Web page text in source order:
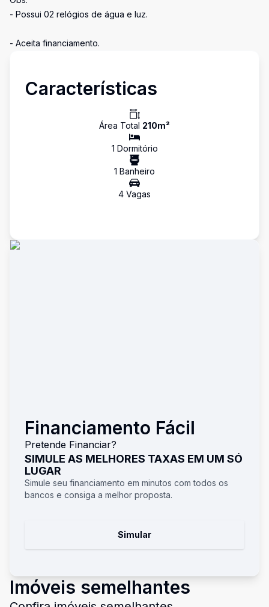
- Possui 02 relógios de água e luz.
- Aceita financiamento.
Características
Área Total 210m²
1 Dormitório
1 Banheiro
4 Vagas
Financiamento Fácil
Pretende Financiar?
SIMULE AS MELHORES TAXAS EM UM SÓ
LUGAR
Simule seu financiamento em minutos com todos os
bancos e consiga a melhor proposta.
Simular
Imóveis semelhantes